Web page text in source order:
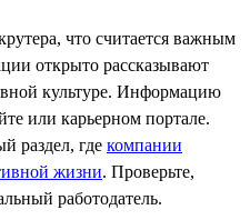
что считается важным
открыто рассказывают
культуре. Информацию
или карьерном портале.
раздел, где компании
жизни. Проверьте,
работодатель.